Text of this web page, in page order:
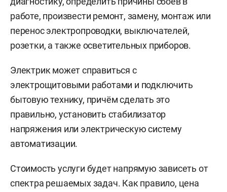
работе, произвести ремонт, замену, монтаж или
перенос электропроводки, выключателей,
розетки, а также осветительных приборов.
Электрик может справиться с
электрощитовыми работами и подключить
бытовую технику, причём сделать это
правильно, установить стабилизатор
напряжения или электрическую систему
автоматизации.
Стоимость услуги будет напрямую зависеть от
спектра решаемых задач. Как правило, цена